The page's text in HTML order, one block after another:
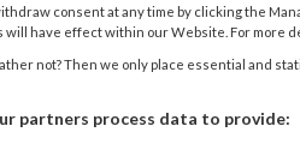
consent at any time by clicking the
will have effect within our Website. For more
not? Then we only place essential and
partners process data to provide: